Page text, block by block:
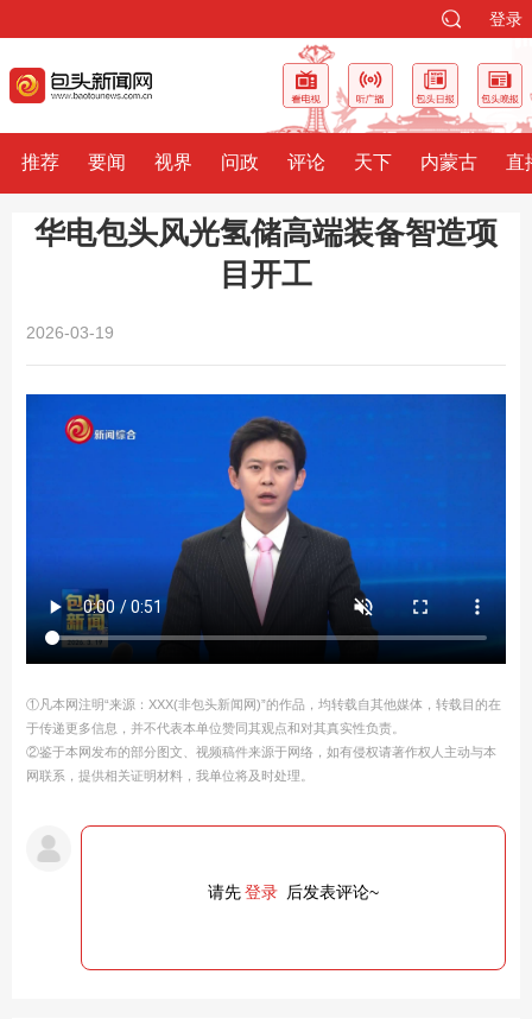
登录
推荐 要闻 视界 问政 评论 天下 内蒙古 直
华电包头风光氢储高端装备智造项
目开工
2026-03-19
①凡本网注明“来源：XXX(非包头新闻网)”的作品，均转载自其他媒体，转载目的在
于传递更多信息，并不代表本单位赞同其观点和对其真实性负责。
②鉴于本网发布的部分图文、视频稿件来源于网络，如有侵权请著作权人主动与本
网联系，提供相关证明材料，我单位将及时处理。
请先登录 后发表评论~